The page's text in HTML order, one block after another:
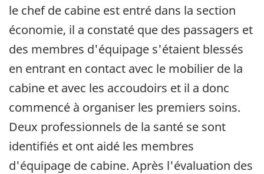
le chef de cabine est entré dans la section
économie, il a constaté que des passagers et
des membres d'équipage s'étaient blessés
en entrant en contact avec le mobilier de la
cabine et avec les accoudoirs et il a donc
commencé à organiser les premiers soins.
Deux professionnels de la santé se sont
identifiés et ont aidé les membres
d'équipage de cabine. Après l'évaluation des